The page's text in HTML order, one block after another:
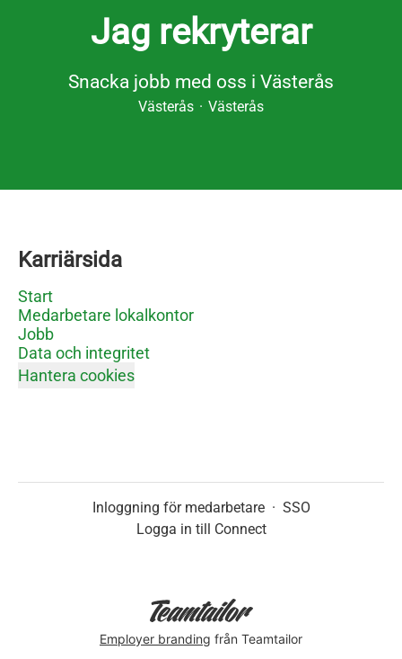
Jag rekryterar
Snacka jobb med oss i Västerås
Västerås · Västerås
Karriärsida
Start
Medarbetare lokalkontor
Jobb
Data och integritet
Hantera cookies
Inloggning för medarbetare · SSO
Logga in till Connect
Employer branding från Teamtailor